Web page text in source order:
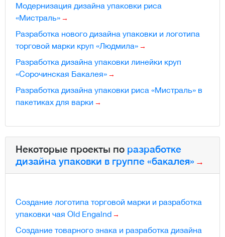
Модернизация дизайна упаковки риса
«Мистраль»
Разработка нового дизайна упаковки и логотипа
торговой марки круп «Людмила»
Разработка дизайна упаковки линейки круп
«Сорочинская Бакалея»
Разработка дизайна упаковки риса «Мистраль» в
пакетиках для варки
Некоторые проекты по разработке
дизайна упаковки в группе «бакалея»
Создание логотипа торговой марки и разработка
упаковки чая Old Engalnd
Создание товарного знака и разработка дизайна